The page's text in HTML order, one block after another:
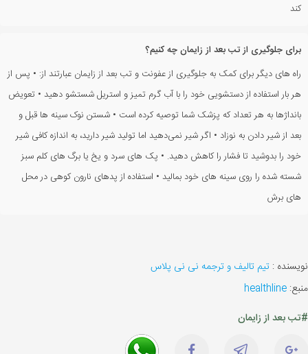
کند
برای جلوگیری از تب بعد از زایمان چه کنیم؟
راه های دیگر برای کمک به جلوگیری از عفونت و تب بعد از زایمان عبارتند از: • پس از
هر بار استفاده از دستشویی خود را با آب گرم تمیز و استریل شستشو دهید • تعویض
بانداژها به هر تعداد که پزشک شما توصیه کرده است • شستن نوک سینه ها قبل و
بعد از شیر دادن به نوزاد • اگر شیر نمی‌دهید اما تولید شیر دارید، به اندازه کافی شیر
خود را بدوشید تا فشار را کاهش دهید. • پک های سرد و یخ یا برگ های کلم سبز
شسته شده را روی سینه های خود بمالید • استفاده از پدهای نارون کوهی در محل
های برش
نویسنده : تیم تالیف و ترجمه نی نی پلاس
منبع: healthline
#تب بعد از زایمان